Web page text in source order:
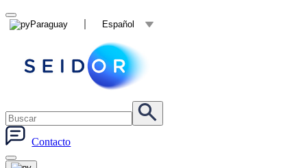
Paraguay Español
Contacto